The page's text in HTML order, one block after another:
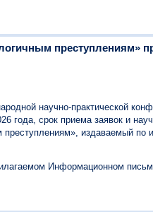
преступлениям»
научно-практической
года, срок приема заявок и
издаваемый по
Информационном